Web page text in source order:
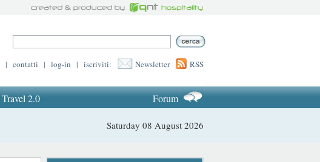
| contatti | log-in | iscriviti: Newsletter RSS
Travel 2.0 Forum
Saturday 08 August 2026